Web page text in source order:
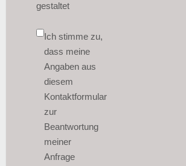
gestaltet
Ich stimme zu,
dass meine
Angaben aus
diesem
Kontaktformular
zur
Beantwortung
meiner
Anfrage